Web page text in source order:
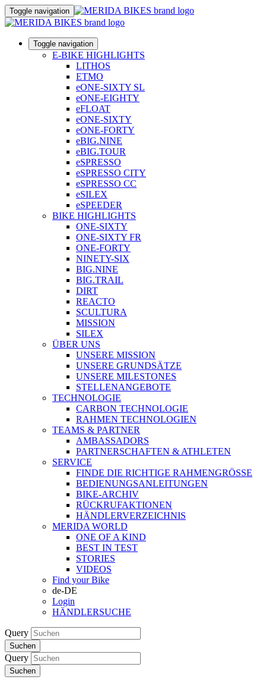
Toggle navigation
Toggle navigation
E-BIKE HIGHLIGHTS
LITHOS
ETMO
eONE-SIXTY SL
eONE-EIGHTY
eFLOAT
eONE-SIXTY
eONE-FORTY
eBIG.NINE
eBIG.TOUR
eSPRESSO
eSPRESSO CITY
eSPRESSO CC
eSILEX
eSPEEDER
BIKE HIGHLIGHTS
ONE-SIXTY
ONE-SIXTY FR
ONE-FORTY
NINETY-SIX
BIG.NINE
BIG.TRAIL
DIRT
REACTO
SCULTURA
MISSION
SILEX
ÜBER UNS
UNSERE MISSION
UNSERE GRUNDSÄTZE
UNSERE MILESTONES
STELLENANGEBOTE
TECHNOLOGIE
CARBON TECHNOLOGIE
RAHMEN TECHNOLOGIEN
TEAMS & PARTNER
AMBASSADORS
PARTNERSCHAFTEN & ATHLETEN
SERVICE
FINDE DIE RICHTIGE RAHMENGRÖSSE
BEDIENUNGSANLEITUNGEN
BIKE-ARCHIV
RÜCKRUFAKTIONEN
HÄNDLERVERZEICHNIS
MERIDA WORLD
ONE OF A KIND
BEST IN TEST
STORIES
VIDEOS
Find your Bike
de-DE
Login
HÄNDLERSUCHE
Query
Suchen
Query
Suchen